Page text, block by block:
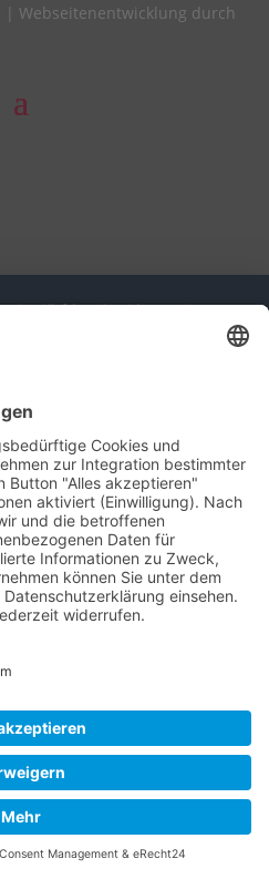
|Webseitenentwicklung durch
Cookies und
zur Integration
Sie auf den Button "Alles
verarbeiten wir und die
Ihre personenbezogenen Daten
Informationen zu
können Sie
in unserer
Sie können Ihre Einwilligung